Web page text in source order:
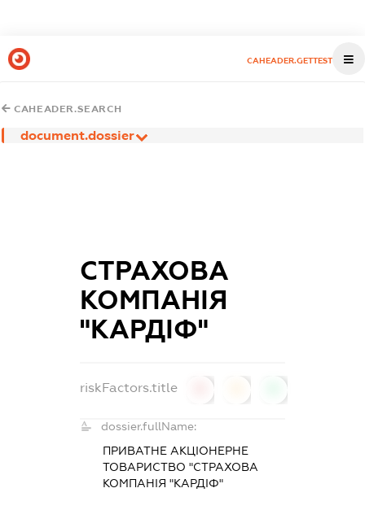
CAHEADER.GETTEST
CAHEADER.SEARCH
document.dossier
СТРАХОВА
КОМПАНІЯ
"КАРДІФ"
riskFactors.title
dossier.fullName:
ПРИВАТНЕ АКЦІОНЕРНЕ
ТОВАРИСТВО "СТРАХОВА
КОМПАНІЯ "КАРДІФ"